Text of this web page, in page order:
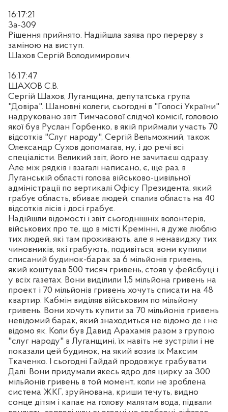
16:17:21
За-309
Рішення прийнято. Надійшла заява про перерву з
заміною на виступ.
Шахов Сергій Володимирович.
16:17:47
ШАХОВ С.В.
Сергій Шахов, Луганщина, депутатська група
"Довіра". Шановні колеги, сьогодні в "Голосі України"
надруковано звіт Тимчасової слідчої комісії, головою
якої був Руслан Горбенко, в якій приймали участь 70
відсотків "Слуг народу", Сергій Вельможний, також
Олександр Сухов допомагав, ну, і до речі всі
спеціалісти. Великий звіт, його не зачитаєш одразу.
Але між рядків і взагалі написано, є, ще раз, в
Луганській області голова військово-цивільної
адміністрації по вертикалі Офісу Президента, який
грабує область, вбиває людей, спалив область на 40
відсотків лісів і досі грабує.
Надійшли відомості і звіт сьогоднішніх волонтерів,
військових про те, що в місті Кремінні, я дуже люблю
тих людей, які там проживають, але я ненавиджу тих
чиновників, які грабують, подивіться, вони купили
списаний будинок-барак за 6 мільйонів гривень,
який коштував 500 тисяч гривень, стояв у фейсбуці і
у всіх газетах. Вони виділили 1,5 мільйона гривень на
проект і 70 мільйонів гривень хочуть списати на 48
квартир. Кабмін виділяв військовим по мільйону
гривень. Вони хочуть купити за 70 мільйонів гривень
невідомий барак, який знаходиться не відомо де і не
відомо як. Коли був Давид Арахамія разом з групою
"слуг народу" в Луганщині, їх навіть не зустріли і не
показали цей будинок, на який возив їх Максим
Ткаченко. І сьогодні Гайдай продовжує грабувати.
Далі. Вони придумали якесь ядро для цирку за 300
мільйонів гривень в той момент, коли не зроблена
система ЖКГ, зруйнована, криши течуть, видно
сонце дітям і капає на голову малятам вода, підвали